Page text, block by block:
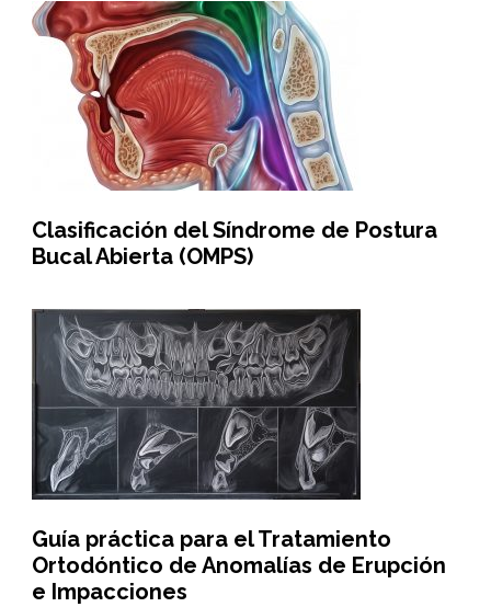
Clasificación del Síndrome de Postura
Bucal Abierta (OMPS)
Guía práctica para el Tratamiento
Ortodóntico de Anomalías de Erupción
e Impacciones